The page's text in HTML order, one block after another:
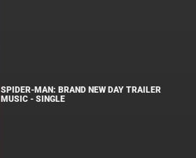
SPIDER-MAN: BRAND NEW DAY TRAILER
MUSIC - SINGLE